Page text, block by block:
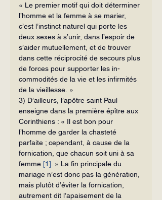
« Le premier motif qui doit déterminer
l’homme et la femme à se marier,
c’est l’instinct naturel qui porte les
deux sexes à s’unir, dans l’espoir de
s’aider mutuellement, et de trouver
dans cette réciprocité de secours plus
de forces pour supporter les in­
commodités de la vie et les infirmités
de la vieillesse. »
3) D’ailleurs, l’apôtre saint Paul
enseigne dans la première épître aux
Corin­thiens : « Il est bon pour
l’homme de garder la chasteté
parfaite ; cependant, à cause de la
fornication, que chacun soit uni à sa
femme [1] . » La fin principale du
mariage n’est donc pas la génération,
mais plutôt d’éviter la fornication,
autre­ment dit l’apaisement de la